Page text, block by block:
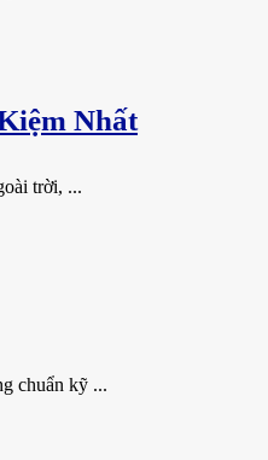
Nhất
trời, ...
chuẩn kỹ ...